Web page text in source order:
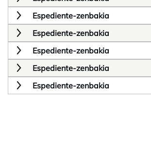
Espediente-zenbakia
Espediente-zenbakia
Espediente-zenbakia
Espediente-zenbakia
Espediente-zenbakia